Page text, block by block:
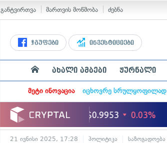
განტვირთვა მართვის მოწმობა ძებნა
ჯგუფები ინვესტიციები
ახალი ამბები ჟურნალი
მეტი ინოვაცია იცხოვრე სრულყოფილად
21 ივნისი 2025, 17:28 პოლიტიკა საზოგადოება